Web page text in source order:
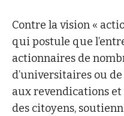
Contre la vision «
qui postule que
actionnaires de
d’universitaires ou
aux revendications
des citoyens,